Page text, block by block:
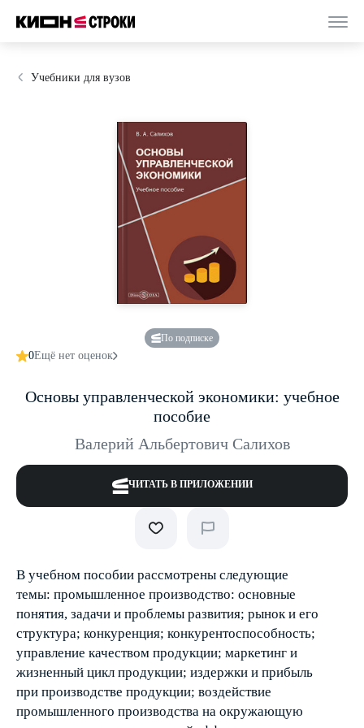
Учебники для вузов
По подписке
0Ещё нет оценок
Основы управленческой экономики: учебное
пособие
Валерий Альбертович Салихов
ЧИТАТЬ В ПРИЛОЖЕНИИ
В учебном пособии рассмотрены следующие
темы: промышленное производство: основные
понятия, задачи и проблемы развития; рынок и его
структура; конкуренция; конкурентоспособность;
управление качеством продукции; маркетинг и
жизненный цикл продукции; издержки и прибыль
при производстве продукции; воздействие
промышленного производства на окружающую